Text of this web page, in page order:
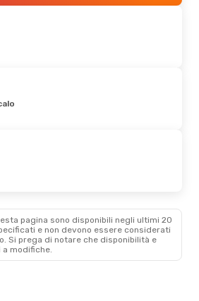
pagina sono disponibili negli ultimi 20
e non devono essere considerati
Si prega di notare che disponibilità e
modifiche.